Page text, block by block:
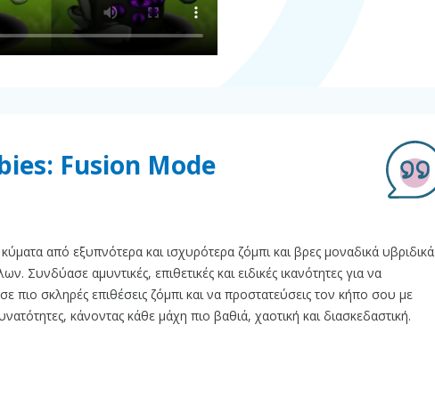
Fusion Mode
από εξυπνότερα και ισχυρότερα ζόμπι και βρες μοναδικά υβριδικά
αμυντικές, επιθετικές και ειδικές ικανότητες για να
πιο σκληρές επιθέσεις ζόμπι και να προστατεύσεις τον κήπο σου με
κάνοντας κάθε μάχη πιο βαθιά, χαοτική και διασκεδαστική.